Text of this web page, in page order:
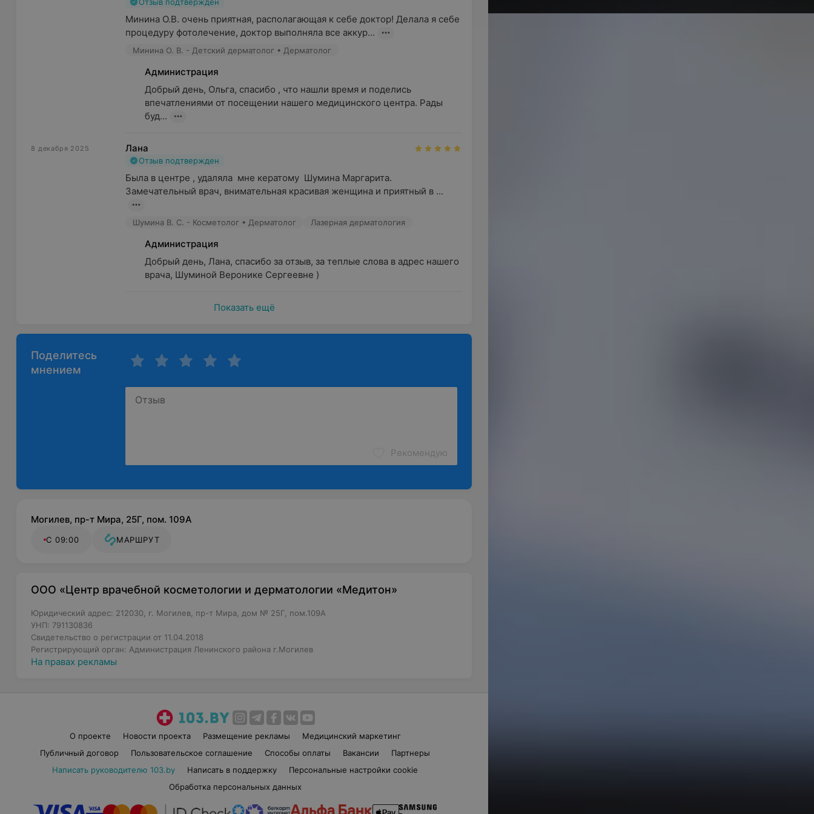
Широкий спектр услуг
Квалифицированная команда врачей-специалистов
Лицензионные и качественные средства
Строго соблюдение медицинского законодательства
Гарантия полной конфиденциальности
Индивидуальный подход
Демократичная ценовая политика
Центр врачебной косметологии и дерматологии «Медитон»: «Единственная красота жизни
Минина О.В. очень приятная, располагающая к себе доктор! Делала я себе
процедуру фотолечение, доктор выполняла все аккур...
Минина О. В. - Детский дерматолог • Дерматолог
Администрация
Добрый день, Ольга, спасибо , что нашли время и поделись
впечатлениями от посещении нашего медицинского центра. Рады
буд...
8 декабря 2025 Лана
Отзыв подтвержден
Была в центре , удаляла  мне кератому  Шумина Маргарита.
Замечательный врач, внимательная красивая женщина и приятный в ...
Шумина В. С. - Косметолог • Дерматолог Лазерная дерматология
Администрация
Добрый день, Лана, спасибо за отзыв, за теплые слова в адрес нашего
врача, Шуминой Веронике Сергеевне )
Показать ещё
Поделитесь
мнением
Рекомендую
Могилев, пр-т Мира, 25Г, пом. 109А
С 09:00 МАРШРУТ
ООО «Центр врачебной косметологии и дерматологии «Медитон»
Юридический адрес: 212030, г. Могилев, пр-т Мира, дом № 25Г, пом.109А
УНП: 791130836
Свидетельство о регистрации от 11.04.2018
Регистрирующий орган: Администрация Ленинского района г.Могилев
На правах рекламы
О проекте Новости проекта Размещение рекламы
Медицинский маркетинг
Публичный договор
Пользовательское соглашение Способы оплаты Вакансии
Партнеры
Написать руководителю 103.by
Написать в поддержку
Персональные настройки cookie
Обработка персональных данных